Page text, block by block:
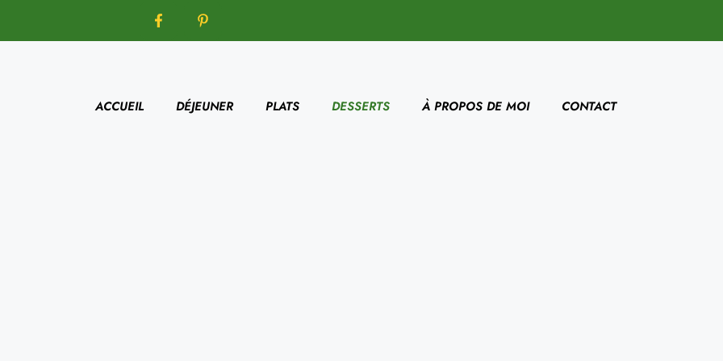
ACCUEIL DÉJEUNER PLATS DESSERTS À PROPOS DE MOI CONTACT